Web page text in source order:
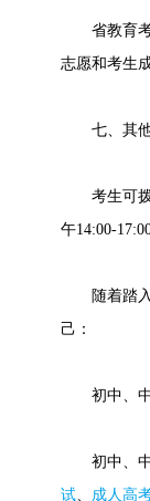
省教育考
志愿和考生
七、其
考生可拨
午14:00-
随着踏入
己：
初中、中
初中、中
试、 成人高